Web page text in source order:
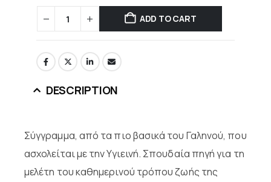
ADD TO CART
DESCRIPTION
Σύγγραμμα, από τα πιο βασικά του Γαληνού, που
ασχολείται με την Υγιεινή. Σπουδαία πηγή για τη
μελέτη του καθημερινού τρόπου ζωής της